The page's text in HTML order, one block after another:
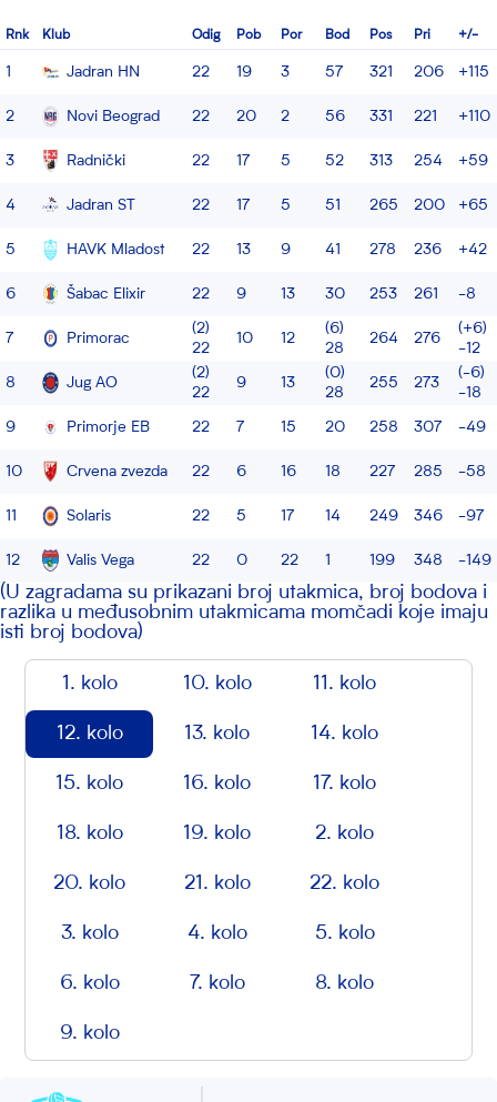
Rnk Klub Odig Pob Por Bod Pos Pri +/-
1 Jadran HN 22 19 3 57 321 206 +115
2 Novi Beograd 22 20 2 56 331 221 +110
3 Radnički 22 17 5 52 313 254 +59
4 Jadran ST 22 17 5 51 265 200 +65
5 HAVK Mladost 22 13 9 41 278 236 +42
6 Šabac Elixir 22 9 13 30 253 261 -8
7 Primorac
(2)
22
10 12
(6)
28
264 276
(+6)
-12
8 Jug AO
(2)
22
9 13
(0)
28
255 273
(-6)
-18
9 Primorje EB 22 7 15 20 258 307 -49
10 Crvena zvezda 22 6 16 18 227 285 -58
11 Solaris 22 5 17 14 249 346 -97
12 Valis Vega 22 0 22 1 199 348 -149
(U zagradama su prikazani broj utakmica, broj bodova i
razlika u međusobnim utakmicama momčadi koje imaju
isti broj bodova)
1. kolo 10. kolo 11. kolo
12. kolo 13. kolo 14. kolo
15. kolo 16. kolo 17. kolo
18. kolo 19. kolo 2. kolo
20. kolo 21. kolo 22. kolo
3. kolo 4. kolo 5. kolo
6. kolo 7. kolo 8. kolo
9. kolo